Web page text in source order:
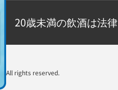
20歳未満の飲酒は法
All rights reserved.